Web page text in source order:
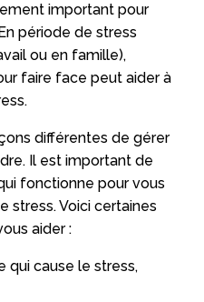
important pour
période de stress
ou en famille),
faire face peut aider à
différentes de gérer
Il est important de
fonctionne pour vous
stress. Voici certaines
aider :
qui cause le stress,